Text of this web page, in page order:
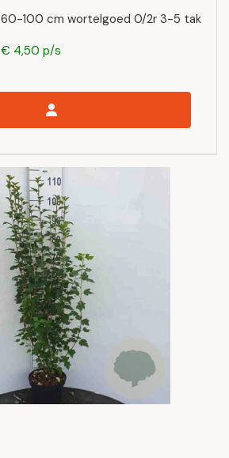
60-100 cm wortelgoed 0/2r 3-5 tak
€ 4,50 p/s